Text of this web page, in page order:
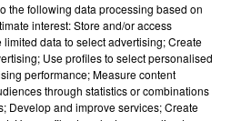
PODCASTS
the following data processing based on
interest: Store and/or access
data to select advertising; Create
Use profiles to select personalised
performance; Measure content
through statistics or combinations
Develop and improve services; Create